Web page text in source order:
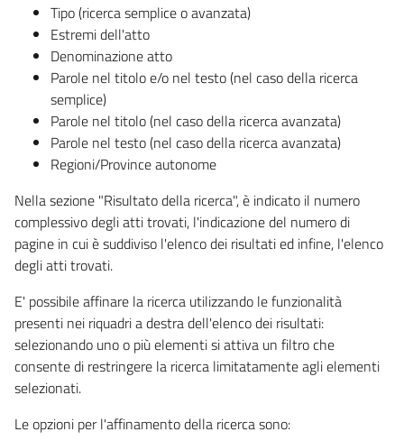
Tipo (ricerca semplice o avanzata)
Estremi dell'atto
Denominazione atto
Parole nel titolo e/o nel testo (nel caso della ricerca
semplice)
Parole nel titolo (nel caso della ricerca avanzata)
Parole nel testo (nel caso della ricerca avanzata)
Regioni/Province autonome
Nella sezione "Risultato della ricerca", è indicato il numero
complessivo degli atti trovati, l'indicazione del numero di
pagine in cui è suddiviso l'elenco dei risultati ed infine, l'elenco
degli atti trovati.
E' possibile affinare la ricerca utilizzando le funzionalità
presenti nei riquadri a destra dell'elenco dei risultati:
selezionando uno o più elementi si attiva un filtro che
consente di restringere la ricerca limitatamente agli elementi
selezionati.
Le opzioni per l'affinamento della ricerca sono: